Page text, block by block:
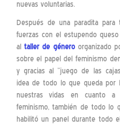
nuevas voluntarias.
Después de una paradita
fuerzas con el estupendo
al taller de géneroorganizado
sobre el papel del feminismo
y gracias al “juego de las
idea de todo lo que queda por
nuestras vidas en cuanto
feminismo, también de todo lo
habilitó un panel durante todo